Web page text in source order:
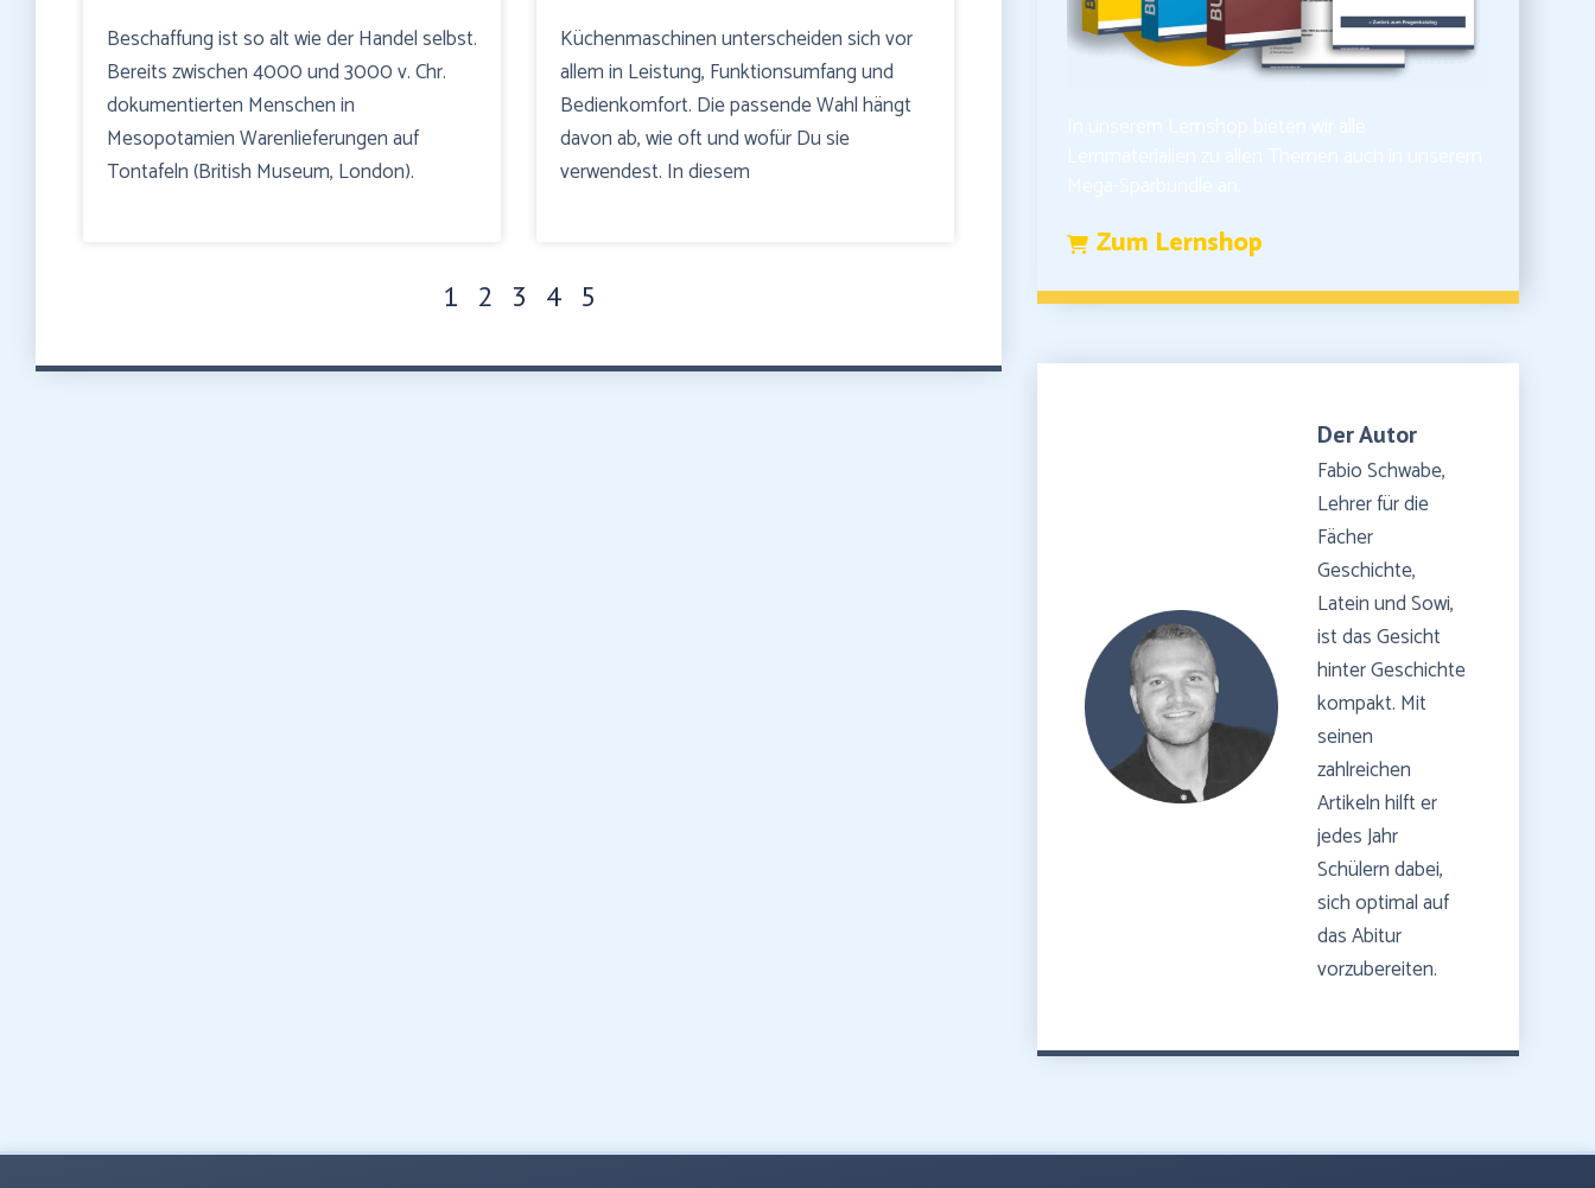
Beschaffung ist so alt wie der Handel selbst.
Bereits zwischen 4000 und 3000 v. Chr.
dokumentierten Menschen in
Mesopotamien Warenlieferungen auf
Tontafeln (British Museum, London).
Küchenmaschinen unterscheiden sich vor
allem in Leistung, Funktionsumfang und
Bedienkomfort. Die passende Wahl hängt
davon ab, wie oft und wofür Du sie
verwendest. In diesem
1 2 3 4 5
Zum Lernshop
Der Autor
Fabio Schwabe,
Lehrer für die
Fächer
Geschichte,
Latein und Sowi,
ist das Gesicht
hinter Geschichte
kompakt. Mit
seinen
zahlreichen
Artikeln hilft er
jedes Jahr
Schülern dabei,
sich optimal auf
das Abitur
vorzubereiten.